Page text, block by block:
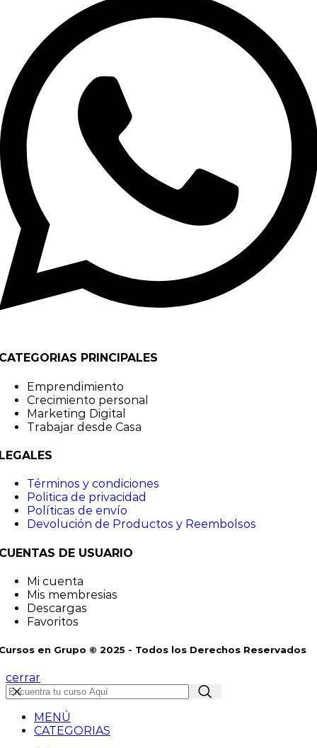
PRINCIPALES
Emprendimiento
Crecimiento personal
Marketing Digital
Trabajar desde Casa
Términos y condiciones
Politica de privacidad
Políticas de envío
Devolución de Productos y Reembolsos
DE USUARIO
Mi cuenta
Mis membresias
Descargas
Favoritos
en Grupo © 2025 - Todos los Derechos Reservados
cerrar
MENÚ
CATEGORIAS